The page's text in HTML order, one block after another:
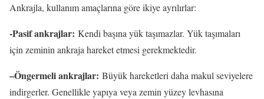
Ankrajla, kullanım amaçlarına göre ikiye ayrılırlar:
-Pasif ankrajlar: Kendi başına yük taşımazlar. Yük taşımaları
için zeminin ankraja hareket etmesi gerekmektedir.
–Öngermeli ankrajlar: Büyük hareketleri daha makul seviyelere
indirgerler. Genellikle yapıya veya zemin yüzey levhasına